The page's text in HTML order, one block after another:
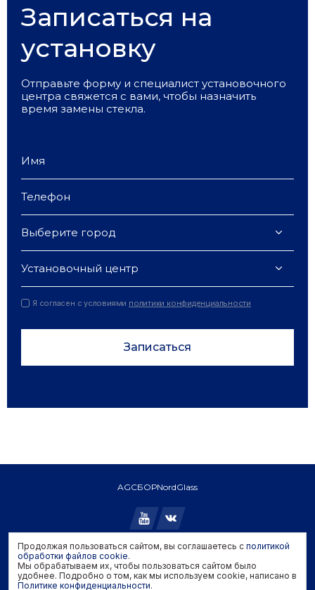
Записаться на
установку
Отправьте форму и специалист установочного
центра свяжется с вами, чтобы назначить
время замены стекла.
Выберите город
Установочный центр
Я согласен с условиями политики конфиденциальности
Записаться
AGCБОРNordGlass
Copyright © 2026 AGC. All rights reserved.
Политика конфиденциальности
Политика обработки файлов cookie
Продолжая пользоваться сайтом, вы соглашаетесь с политикой
обработки файлов cookie.
Мы обрабатываем их, чтобы пользоваться сайтом было
удобнее. Подробно о том, как мы используем cookie, написано в
Политике конфиденциальности.